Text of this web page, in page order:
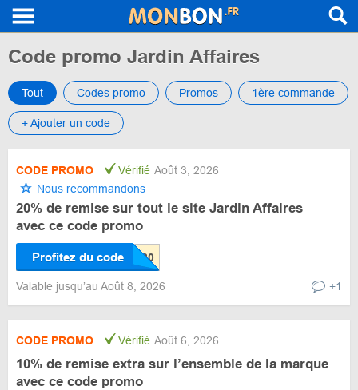
Code promo Jardin Affaires
Tout Codes promo Promos 1ère commande
+ Ajouter un code
CODE PROMO Vérifié Août 3, 2026
Nous recommandons
20% de remise sur tout le site Jardin Affaires
avec ce code promo
Profitez du code
Valable jusqu’au Août 8, 2026 +1
CODE PROMO Vérifié Août 6, 2026
10% de remise extra sur l’ensemble de la marque
avec ce code promo